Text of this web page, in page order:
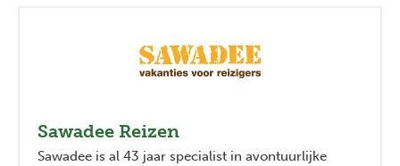
Sawadee Reizen
Sawadee is al 43 jaar specialist in avontuurlijke